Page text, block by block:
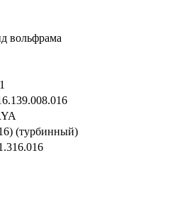
вольфрама
(турбинный)